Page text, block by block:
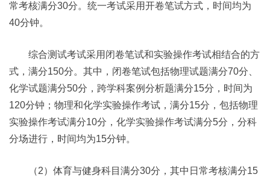
常考核满分30分。统一考试采用开卷笔试方式，时间均为
40分钟。
综合测试考试采用闭卷笔试和实验操作考试相结合的方
式，满分150分。其中，闭卷笔试包括物理试题满分70分、
化学试题满分50分，跨学科案例分析题满分15分，时间为
120分钟；物理和化学实验操作考试，满分15分，包括物理
实验操作考试满分10分，化学实验操作考试满分5分，分科
分场进行，时间均为15分钟。
（2）体育与健身科目满分30分，其中日常考核满分15